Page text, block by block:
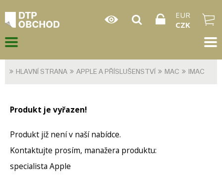
EUR
CZK
HLAVNÍ STRANA APPLE A PŘÍSLUŠENSTVÍ MAC IMAC
Produkt je vyřazen!
Produkt již není v naší nabídce.
Kontaktujte prosím, manažera produktu:
specialista Apple